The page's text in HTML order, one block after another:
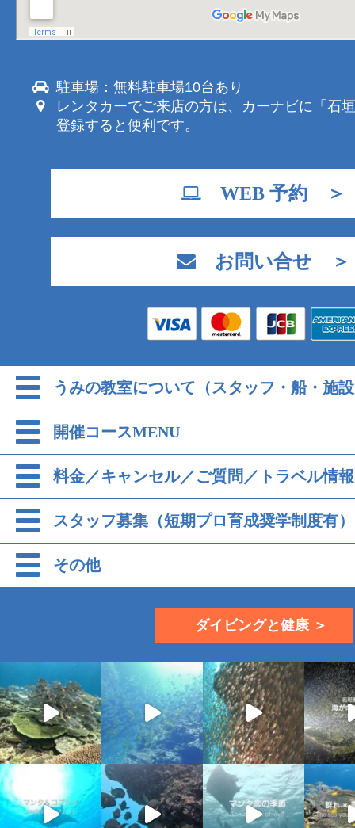
駐車場：無料駐車場10台あり
レンタカーでご来店の方は、カーナビに「石
登録すると便利です。
WEB 予約 ＞
お問い合せ ＞
うみの教室について（スタッフ・船・施
開催コースMENU
料金／キャンセル／ご質問／トラベル情報
スタッフ募集（短期プロ育成奨学制度有）
その他
ダイビングと健康 ＞